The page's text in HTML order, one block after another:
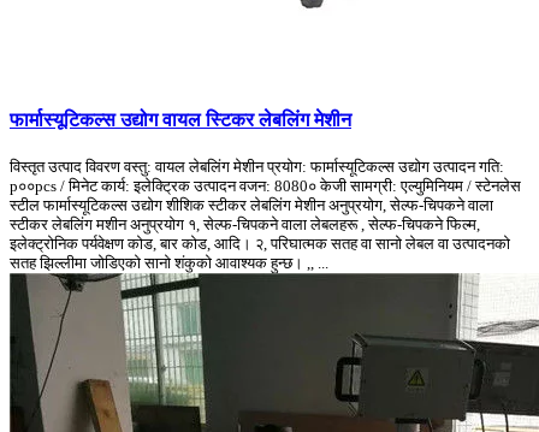
फार्मास्यूटिकल्स उद्योग वायल स्टिकर लेबलिंग मेशीन
विस्तृत उत्पाद विवरण वस्तु: वायल लेबलिंग मेशीन प्रयोग: फार्मास्यूटिकल्स उद्योग उत्पादन गति:
p००pcs / मिनेट कार्य: इलेक्ट्रिक उत्पादन वजन: 8080० केजी सामग्री: एल्युमिनियम / स्टेनलेस
स्टील फार्मास्यूटिकल्स उद्योग शीशिक स्टीकर लेबलिंग मेशीन अनुप्रयोग, सेल्फ-चिपकने वाला
स्टीकर लेबलिंग मशीन अनुप्रयोग १, सेल्फ-चिपकने वाला लेबलहरू , सेल्फ-चिपकने फिल्म,
इलेक्ट्रोनिक पर्यवेक्षण कोड, बार कोड, आदि। २, परिघात्मक सतह वा सानो लेबल वा उत्पादनको
सतह झिल्लीमा जोडिएको सानो शंकुको आवाश्यक हुन्छ। ,, ...